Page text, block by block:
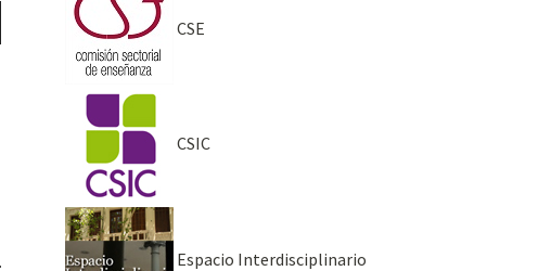
CSE
CSIC
Espacio Interdisciplinario